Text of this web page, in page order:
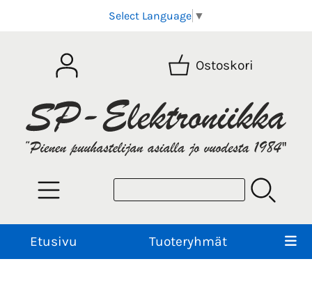
Select Language ▼
Ostoskori
Etusivu Tuoteryhmät